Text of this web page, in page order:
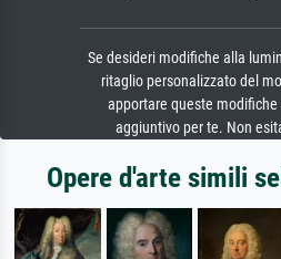
Se desideri modifiche alla
ritaglio personalizzato del
apportare queste
aggiuntivo per te. Non
Opere d'arte simili